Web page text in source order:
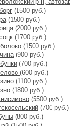
р-н,
(1500 руб.)
(1500 руб.)
(2000 руб.)
(1700 руб.)
(1500 руб.)
(900 руб.)
(700 руб.)
(600 руб.)
(1100 руб.)
(1800 руб.)
(5500 руб.)
(700 руб.)
(800 руб.)